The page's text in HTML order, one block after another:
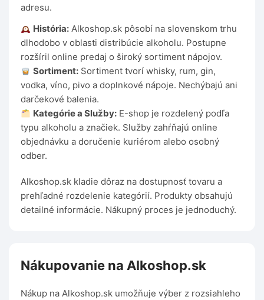
adresu.
História: Alkoshop.sk pôsobí na slovenskom trhu
dlhodobo v oblasti distribúcie alkoholu. Postupne
rozšíril online predaj o široký sortiment nápojov.
Sortiment: Sortiment tvorí whisky, rum, gin,
vodka, víno, pivo a doplnkové nápoje. Nechýbajú ani
darčekové balenia.
Kategórie a Služby: E-shop je rozdelený podľa
typu alkoholu a značiek. Služby zahŕňajú online
objednávku a doručenie kuriérom alebo osobný
odber.
Alkoshop.sk kladie dôraz na dostupnosť tovaru a
prehľadné rozdelenie kategórií. Produkty obsahujú
detailné informácie. Nákupný proces je jednoduchý.
Nákupovanie na Alkoshop.sk
Nákup na Alkoshop.sk umožňuje výber z rozsiahleho